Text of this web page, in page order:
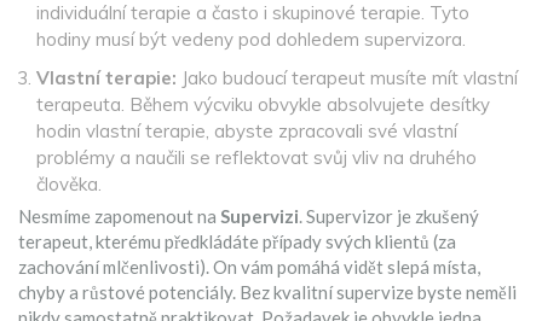
individuální terapie a často i skupinové terapie. Tyto
hodiny musí být vedeny pod dohledem supervizora.
Vlastní terapie: Jako budoucí terapeut musíte mít vlastní
terapeuta. Během výcviku obvykle absolvujete desítky
hodin vlastní terapie, abyste zpracovali své vlastní
problémy a naučili se reflektovat svůj vliv na druhého
člověka.
Nesmíme zapomenout na Supervizi. Supervizor je zkušený
terapeut, kterému předkládáte případy svých klientů (za
zachování mlčenlivosti). On vám pomáhá vidět slepá místa,
chyby a růstové potenciály. Bez kvalitní supervize byste neměli